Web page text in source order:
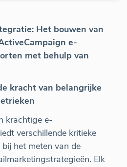
Het bouwen van
e-
met behulp van
kracht van belangrijke
krachtige e-
verschillende kritieke
het meten van de
Elk